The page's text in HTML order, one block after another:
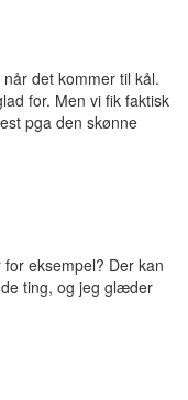
det kommer til kål.
for. Men vi fik faktisk
pga den skønne
eksempel? Der kan
ting, og jeg glæder